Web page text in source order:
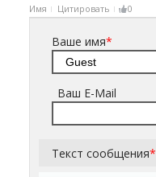
Имя Цитировать 0
Ваше имя*
Ваш E-Mail
Текст сообщения*